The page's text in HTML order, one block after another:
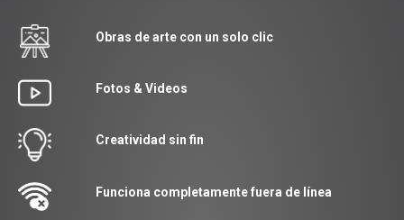
Obras de arte con un solo clic
Fotos & Videos
Creatividad sin fin
Funciona completamente fuera de línea